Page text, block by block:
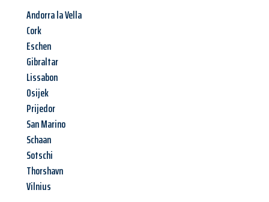
Andorra la Vella
Cork
Eschen
Gibraltar
Lissabon
Osijek
Prijedor
San Marino
Schaan
Sotschi
Thorshavn
Vilnius